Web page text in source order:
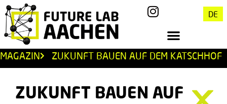
DE
MAGAZIN ZUKUNFT BAUEN AUF DEM KATSCHHOF
ZUKUNFT BAUEN AUF